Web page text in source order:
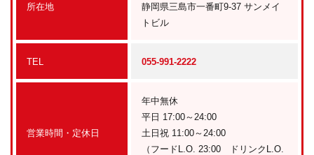
所在地
静岡県三島市一番町9-37 サンメイ
トビル
TEL 055-991-2222
営業時間・定休日
年中無休
平日 17:00～24:00
土日祝 11:00～24:00
（フードL.O. 23:00 ドリンクL.O.